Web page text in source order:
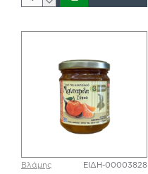
Βλάμης ΕΙΔΗ-00003828